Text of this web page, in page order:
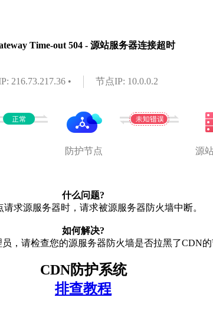
Time-out 504 - 源站服务器连接超时
216.73.217.36 • 节点IP: 10.0.0.2
防护节点 源
什么问题?
请求源服务器时，请求被源服务器防火墙中断。
如何解决?
，请检查您的源服务器防火墙是否拉黑了CDN
CDN防护系统
排查教程